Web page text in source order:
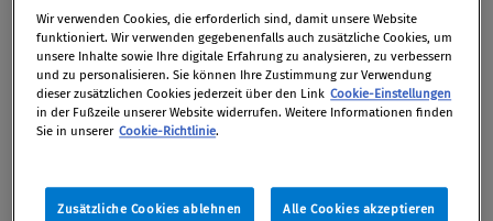
Compliance-Maßnahmen ein, die im ­Rahmen des
Art 8a erforderlich sind.
VonMag. Piotr Daniel Kocab LL.M.
Wir verwenden Cookies, die erforderlich sind, damit unsere Website
funktioniert. Wir verwenden gegebenenfalls auch zusätzliche Cookies, um
unsere Inhalte sowie Ihre digitale Erfahrung zu analysieren, zu verbessern
und zu personalisieren. Sie können Ihre Zustimmung zur Verwendung
dieser zusätzlichen Cookies jederzeit über den Link Cookie-Einstellungen
in der Fußzeile unserer Website widerrufen. Weitere Informationen finden
Sie in unserer Cookie-Richtlinie.
Zusätzliche Cookies ablehnen Alle Cookies akzeptieren